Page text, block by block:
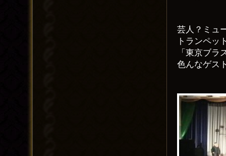
芸人？ミュ
トランペッ
「東京ブラ
色んなゲス